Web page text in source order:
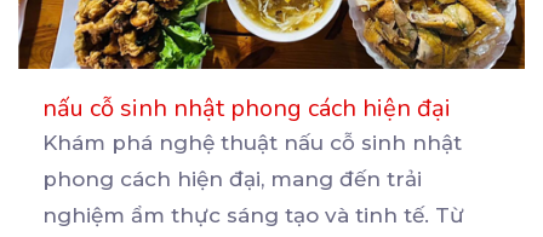
nấu cỗ sinh nhật phong cách hiện đại
Khám phá nghệ thuật nấu cỗ sinh nhật
phong cách hiện đại, mang đến trải
nghiệm ẩm thực sáng tạo và tinh tế. Từ